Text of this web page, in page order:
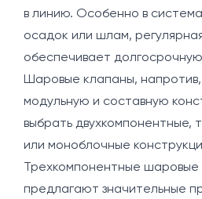
в линию. Особенно в
осадок или шлам,
обеспечивает
Шаровые клапаны,
модульную и составную
выбрать двухкомпонентные,
или моноблочные
Трехкомпонентные шаровые
предлагают значительные